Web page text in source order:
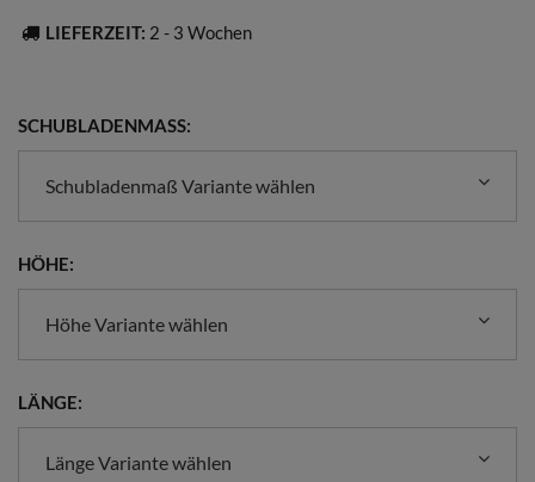
LIEFERZEIT: 2 - 3 Wochen
SCHUBLADENMASS:
Schubladenmaß Variante wählen
HÖHE:
Höhe Variante wählen
LÄNGE:
Länge Variante wählen